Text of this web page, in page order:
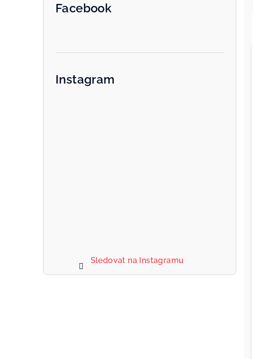
Facebook
Instagram
Sledovat na Instagramu